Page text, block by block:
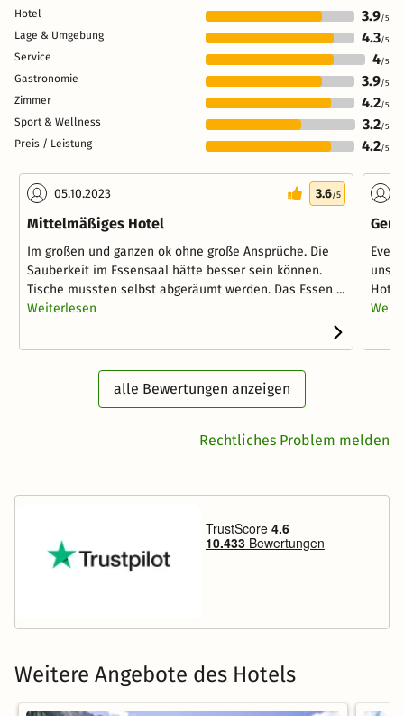
Hotel 3.9/5
Lage & Umgebung 4.3/5
Service 4/5
Gastronomie 3.9/5
Zimmer 4.2/5
Sport & Wellness 3.2/5
Preis / Leistung 4.2/5
05.10.2023 3.6/5
Mittelmäßiges Hotel
Im großen und ganzen ok ohne große Ansprüche. Die
Sauberkeit im Essensaal hätte besser sein können.
Tische mussten selbst abgeräumt werden. Das Essen ...
Weiterlesen
alle Bewertungen anzeigen
Rechtliches Problem melden
Weitere Angebote des Hotels